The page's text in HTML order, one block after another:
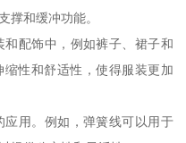
撑和缓冲功能。
配饰中，例如裤子、裙子和
性和舒适性，使得服装更加
用。例如，弹簧线可以用于